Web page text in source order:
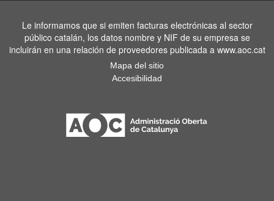
Le informamos que si emiten facturas electrónicas al sector
público catalán, los datos nombre y NIF de su empresa se
incluirán en una relación de proveedores publicada a www.aoc.cat
Mapa del sitio
Accesibilidad